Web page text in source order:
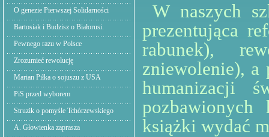
O genezie Pierwszej Solidarności
Bartosiak i Budzisz o Białorusi.
Pewnego razu w Polsce
Zrozumieć rewolucję
Marian Piłka o sojuszu z USA
PiS przed wyborem
Struzik o pomyśle Tchórzewskiego
A. Głowienka zaprasza
W naszych
prezentująca
rabunek),
zniewolenie), a
humanizacji
książki wydać